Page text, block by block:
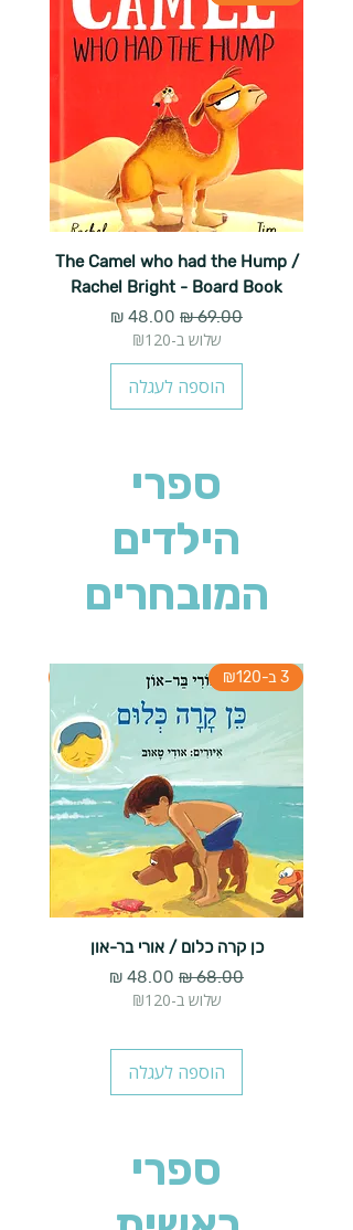
The Camel who had the Hump /
Rachel Bright - Board Book
מחיר רגיל מחיר מבצע
שלוש ב-₪120
הוספה לעגלה
ספרי
הילדים
המובחרים
3 ב-₪120
כן קרה כלום / אורי בר-און
מחיר רגיל מחיר מבצע
שלוש ב-₪120
הוספה לעגלה
ספרי